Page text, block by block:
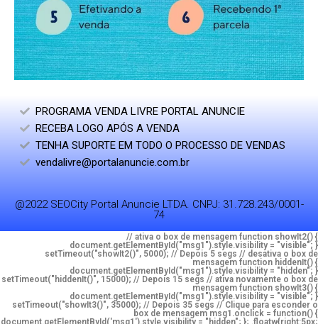
PROGRAMA VENDA LIVRE PORTAL ANUNCIE
RECEBA LOGO APÓS A VENDA
TENHA SUPORTE EM TODO O PROCESSO DE VENDAS
vendalivre@portalanuncie.com.br
@2022 SEOCity Portal Anuncie LTDA. CNPJ: 31.728.243/0001-
74
// ativa o box de mensagem function showIt2() {
document.getElementById("msg1").style.visibility = "visible"; }
setTimeout("showIt2()", 5000); // Depois 5 segs // desativa o box de
mensagem function hiddenIt() {
document.getElementById("msg1").style.visibility = "hidden"; }
setTimeout("hiddenIt()", 15000); // Depois 15 segs // ativa novamente o box de
mensagem function showIt3() {
document.getElementById("msg1").style.visibility = "visible"; }
setTimeout("showIt3()", 35000); // Depois 35 segs // Clique para esconder o
box de mensagem msg1.onclick = function() {
document.getElementById('msg1').style.visibility = "hidden"; }; .floatw{right:5px;